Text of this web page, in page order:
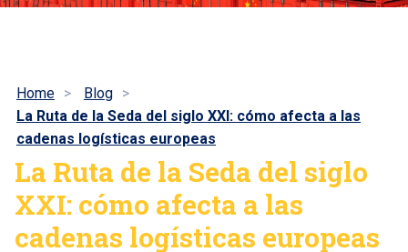
Home
Blog
La Ruta de la Seda del siglo XXI: cómo afecta a las
cadenas logísticas europeas
La Ruta de la Seda del siglo
XXI: cómo afecta a las
cadenas logísticas europeas